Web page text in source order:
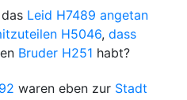
Leid H7489 angetan
H5046, dass
Bruder H251 habt?
waren eben zur Stadt